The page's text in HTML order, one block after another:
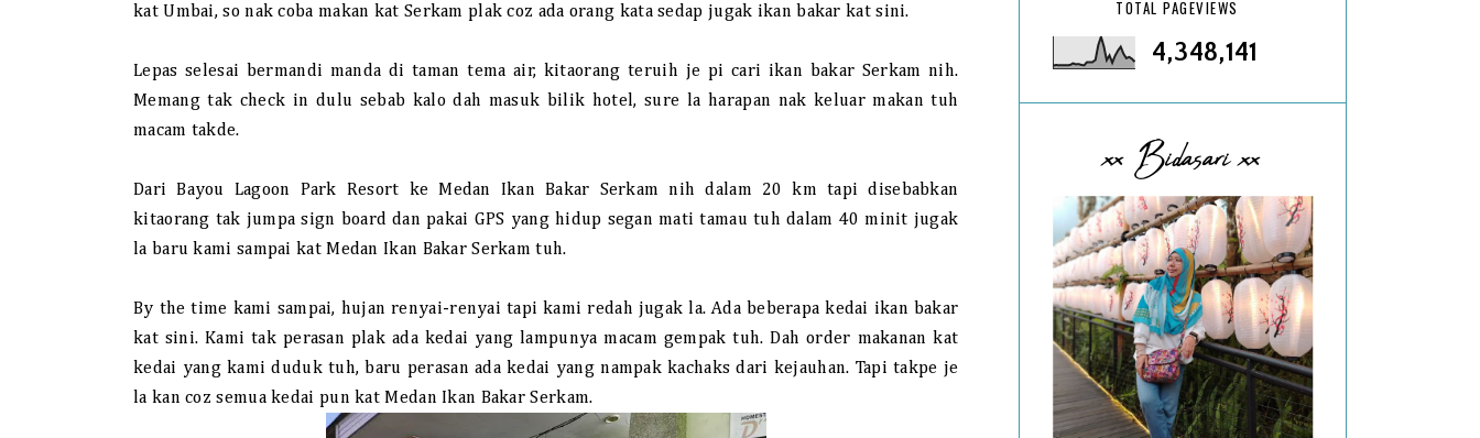
kat Umbai, so nak coba makan kat Serkam plak coz ada orang kata sedap jugak ikan bakar kat sini.
Lepas selesai bermandi manda di taman tema air, kitaorang teruih je pi cari ikan bakar Serkam nih.
Memang tak check in dulu sebab kalo dah masuk bilik hotel, sure la harapan nak keluar makan tuh
macam takde.
Dari Bayou Lagoon Park Resort ke Medan Ikan Bakar Serkam nih dalam 20 km tapi disebabkan
kitaorang tak jumpa sign board dan pakai GPS yang hidup segan mati tamau tuh dalam 40 minit jugak
la baru kami sampai kat Medan Ikan Bakar Serkam tuh.
By the time kami sampai, hujan renyai-renyai tapi kami redah jugak la. Ada beberapa kedai ikan bakar
kat sini. Kami tak perasan plak ada kedai yang lampunya macam gempak tuh. Dah order makanan kat
kedai yang kami duduk tuh, baru perasan ada kedai yang nampak kachaks dari kejauhan. Tapi takpe je
la kan coz semua kedai pun kat Medan Ikan Bakar Serkam.
TOTAL PAGEVIEWS
4,348,141
xx Bidasari xx